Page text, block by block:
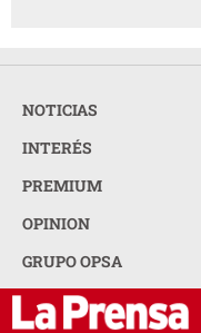
NOTICIAS
INTERÉS
PREMIUM
OPINION
GRUPO OPSA